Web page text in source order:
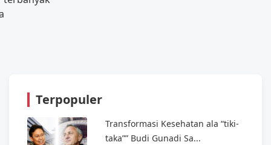
Terpopuler
Transformasi Kesehatan ala “tiki-
taka”” Budi Gunadi Sa...